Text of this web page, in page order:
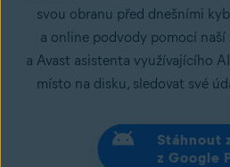
svou obranu před dnešními
a online podvody pomocí
a Avast asistenta využívajícího
místo na disku, sledovat své
Stáhnout
z Google